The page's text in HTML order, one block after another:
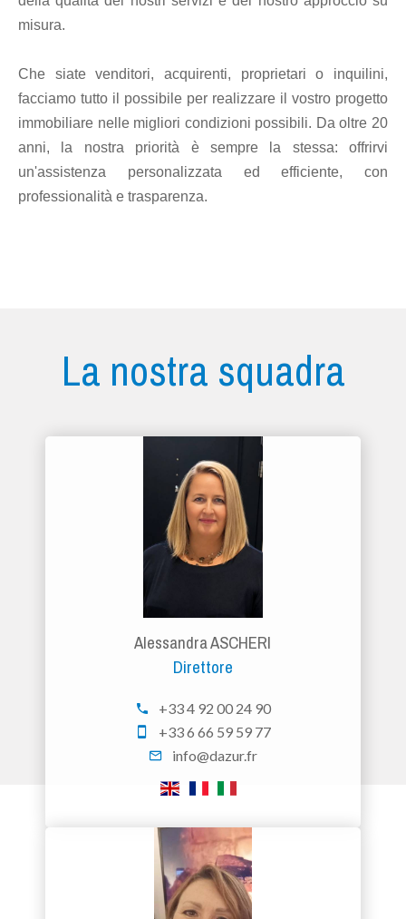
misura.
Che siate venditori, acquirenti, proprietari o inquilini,
facciamo tutto il possibile per realizzare il vostro progetto
immobiliare nelle migliori condizioni possibili. Da oltre 20
anni, la nostra priorità è sempre la stessa: offrirvi
un'assistenza personalizzata ed efficiente, con
professionalità e trasparenza.
La nostra squadra
Alessandra ASCHERI
Direttore
+33 4 92 00 24 90
+33 6 66 59 59 77
info@dazur.fr